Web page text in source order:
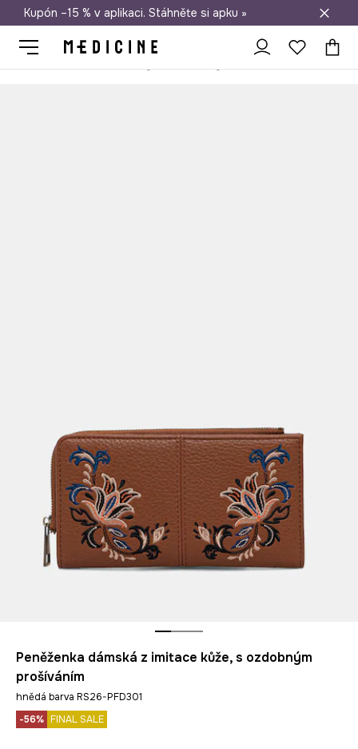
Doprava zdarma při nákupu nad 1 200 Kč
Kupón –15 % v aplikaci. Stáhněte si apku »
Peněženka dámská z imitace kůže, s ozdobným
prošíváním
hnědá barva RS26-PFD301
-56% FINAL SALE